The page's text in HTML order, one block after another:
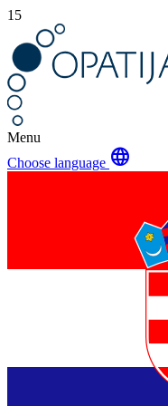
15
Menu
Choose language language